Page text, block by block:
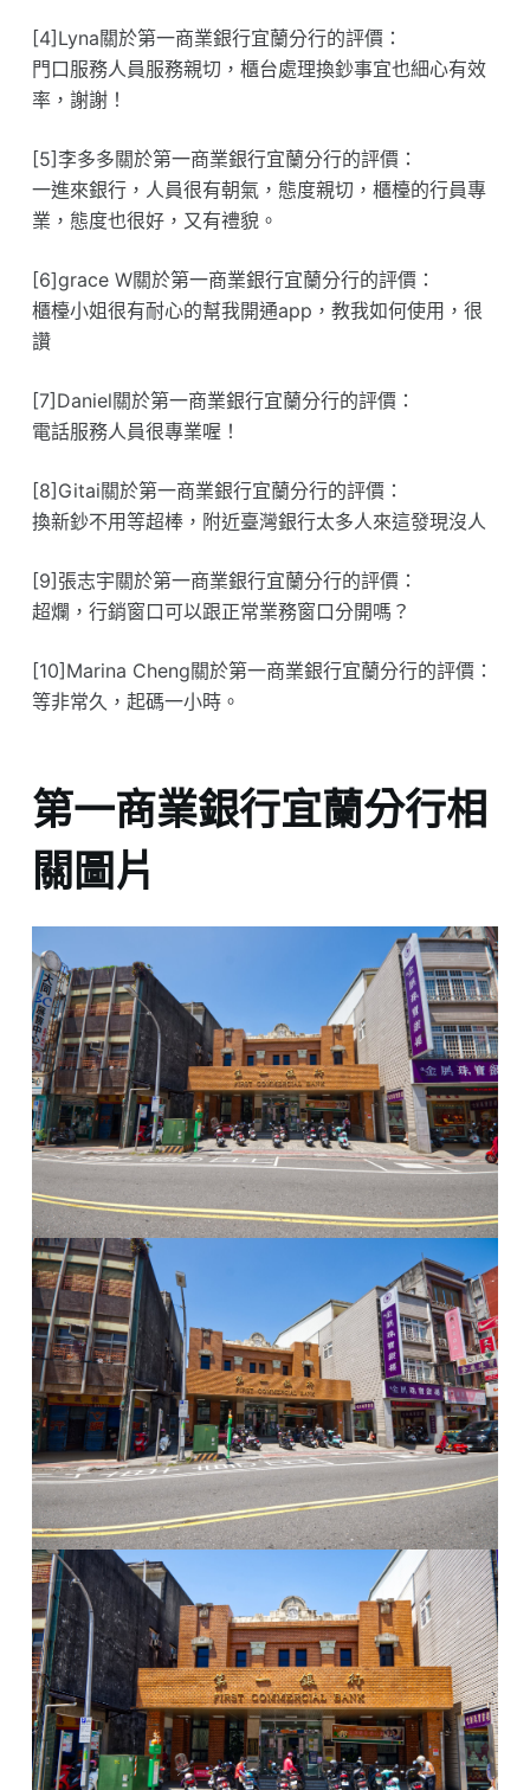
[4]Lyna關於第一商業銀行宜蘭分行的評價：
門口服務人員服務親切，櫃台處理換鈔事宜也細心有效
率，謝謝！
[5]李多多關於第一商業銀行宜蘭分行的評價：
一進來銀行，人員很有朝氣，態度親切，櫃檯的行員專
業，態度也很好，又有禮貌。
[6]grace W關於第一商業銀行宜蘭分行的評價：
櫃檯小姐很有耐心的幫我開通app，教我如何使用，很
讚
[7]Daniel關於第一商業銀行宜蘭分行的評價：
電話服務人員很專業喔！
[8]Gitai關於第一商業銀行宜蘭分行的評價：
換新鈔不用等超棒，附近臺灣銀行太多人來這發現沒人
[9]張志宇關於第一商業銀行宜蘭分行的評價：
超爛，行銷窗口可以跟正常業務窗口分開嗎？
[10]Marina Cheng關於第一商業銀行宜蘭分行的評價：
等非常久，起碼一小時。
第一商業銀行宜蘭分行相
關圖片